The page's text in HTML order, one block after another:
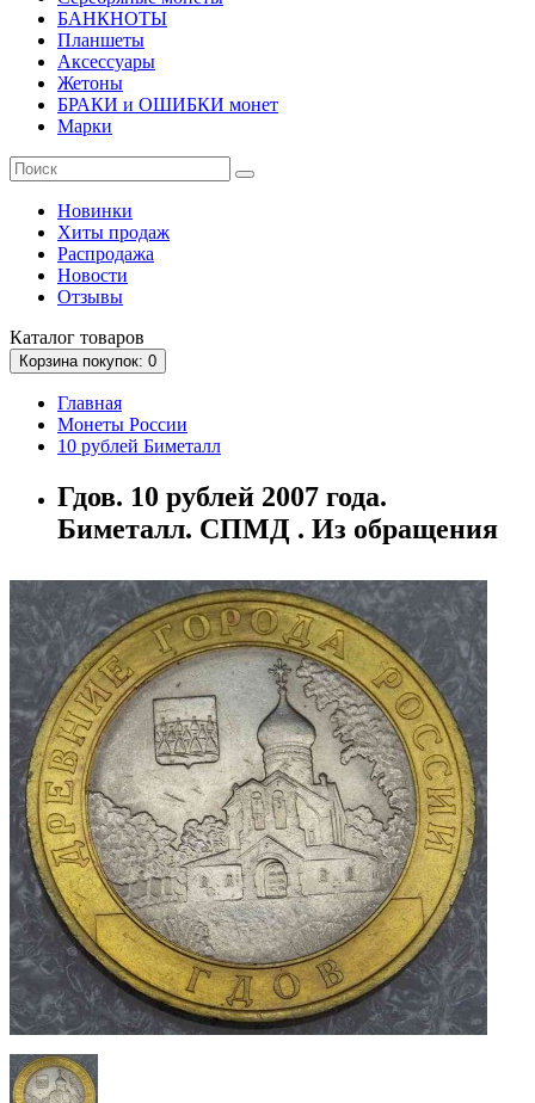
БАНКНОТЫ
Планшеты
Аксессуары
Жетоны
БРАКИ и ОШИБКИ монет
Марки
Новинки
Хиты продаж
Распродажа
Новости
Отзывы
Каталог товаров
Корзинапокупок: 0
Главная
Монеты России
10 рублей Биметалл
Гдов. 10 рублей 2007 года.
Биметалл. СПМД . Из обращения